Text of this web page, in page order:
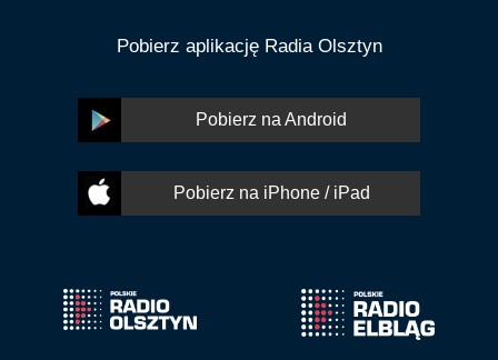
Pobierz aplikację Radia Olsztyn
Pobierz na Android
Pobierz na iPhone / iPad